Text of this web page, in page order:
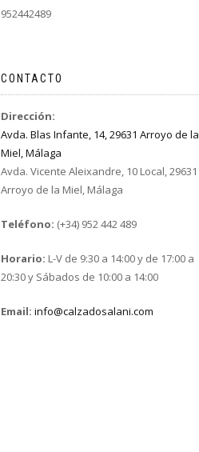
952442489
CONTACTO
Dirección:
Avda. Blas Infante, 14, 29631 Arroyo de la
Miel, Málaga
Avda. Vicente Aleixandre, 10 Local, 29631
Arroyo de la Miel, Málaga
Teléfono: (+34) 952 442 489
Horario: L-V de 9:30 a 14:00 y de 17:00 a
20:30 y Sábados de 10:00 a 14:00
Email: info@calzadosalani.com